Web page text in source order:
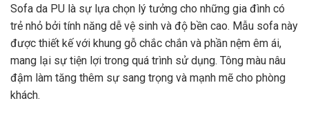
Sofa da PU là sự lựa chọn lý tưởng cho những gia đình có
trẻ nhỏ bởi tính năng dễ vệ sinh và độ bền cao. Mẫu sofa này
được thiết kế với khung gỗ chắc chắn và phần nệm êm ái,
mang lại sự tiện lợi trong quá trình sử dụng. Tông màu nâu
đậm làm tăng thêm sự sang trọng và mạnh mẽ cho phòng
khách.